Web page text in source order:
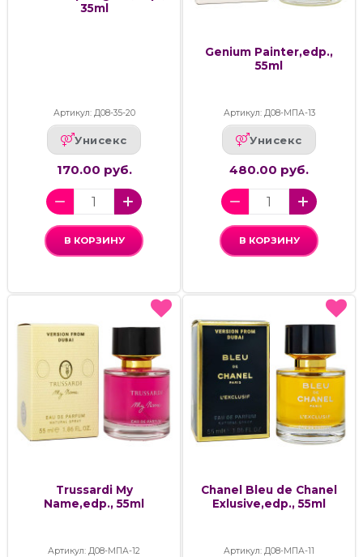
35ml
Артикул: Д08-35-20
Унисекс
170.00 руб.
В КОРЗИНУ
Genium Painter,edp.,
55ml
Артикул: Д08-МПА-13
Унисекс
480.00 руб.
В КОРЗИНУ
Trussardi My
Name,edp., 55ml
Артикул: Д08-МПА-12
Chanel Bleu de Chanel
Exlusive,edp., 55ml
Артикул: Д08-МПА-11